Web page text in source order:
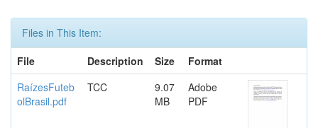
Files in This Item:
File
Description Size
Format
RaízesFuteb
olBrasil.pdf
TCC
9.07
MB
Adobe
PDF